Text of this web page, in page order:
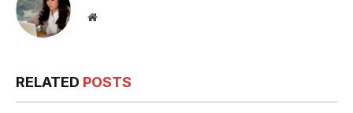
Website
RELATED POSTS